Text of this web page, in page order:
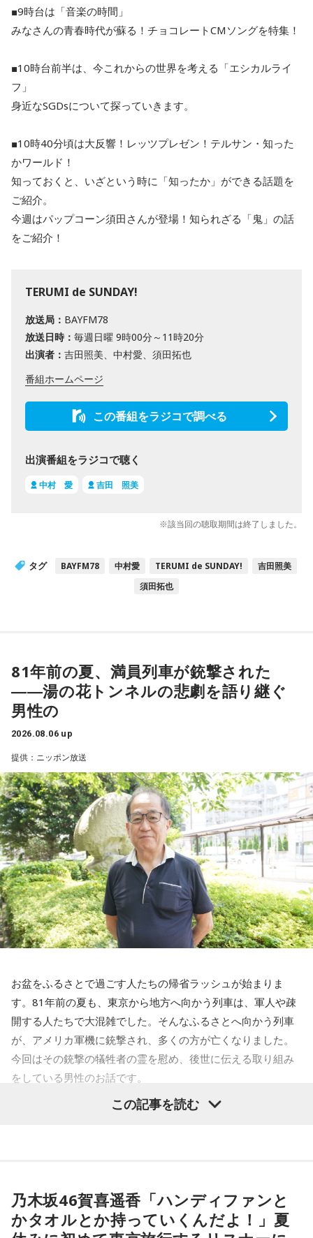
■9時台は「音楽の時間」
みなさんの青春時代が蘇る！チョコレートCMソングを特集！
■10時台前半は、今これからの世界を考える「エシカルライ
フ」
身近なSGDsについて探っていきます。
■10時40分頃は大反響！レッツプレゼン！テルサン・知った
かワールド！
知っておくと、いざという時に「知ったか」ができる話題を
ご紹介。
今週はパップコーン須田さんが登場！知られざる「鬼」の話
をご紹介！
TERUMI de SUNDAY!
放送局： BAYFM78
放送日時： 毎週日曜 9時00分～11時20分
出演者： 吉田照美、中村愛、須田拓也
番組ホームページ
この番組をラジコで調べる
出演番組をラジコで聴く
中村 愛 吉田 照美
※該当回の聴取期間は終了しました。
タグ BAYFM78 中村愛 TERUMI de SUNDAY!
吉田照美
須田拓也
81年前の夏、満員列車が銃撃された
――湯の花トンネルの悲劇を語り継ぐ
男性の
2026.08.06 up
提供：ニッポン放送
お盆をふるさとで過ごす人たちの帰省ラッシュが始まりま
す。81年前の夏も、東京から地方へ向かう列車は、軍人や疎
開する人たちで大混雑でした。そんなふるさとへ向かう列車
が、アメリカ軍機に銃撃され、多くの方が亡くなりました。
今回はその銃撃の犠牲者の霊を慰め、後世に伝える取り組み
をしている男性のお話です。
さ」号、「かいじ」号。列車が、大きな天狗の像がある高尾
駅のホームを横目に通過すると、車窓は一気に山深くなり、
この記事を読む
乃木坂46賀喜遥香「ハンディファンと
かタオルとか持っていくんだよ！」夏